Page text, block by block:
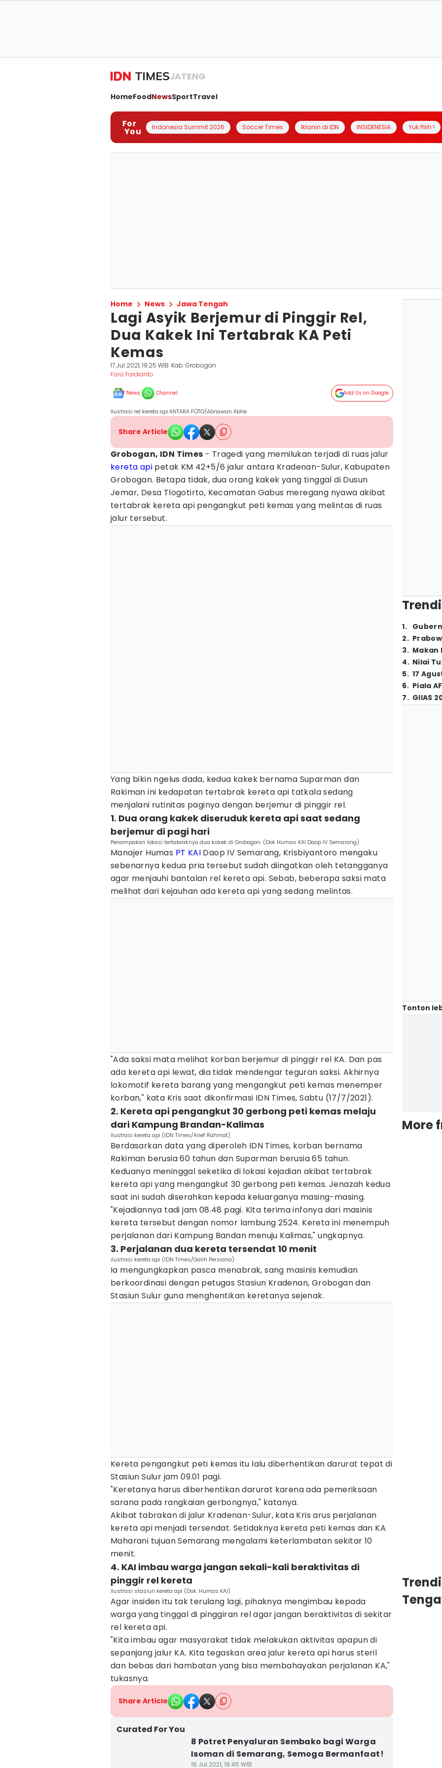
JATENG
HomeFoodNewsSportTravel
For
You Indonesia Summit 2026 Soccer Times Iklanin di IDN INSIDENESIA Yuk Pilih !
Home News Jawa Tengah
Lagi Asyik Berjemur di Pinggir Rel,
Dua Kakek Ini Tertabrak KA Peti
Kemas
17 Jul 2021, 19:25 WIB Kab. Grobogan
Fariz Fardianto
News Channel Add Us on Google
Ilustrasi rel kereta api.ANTARA FOTO/Abriawan Abhe
Share Article
Grobogan, IDN Times - Tragedi yang memilukan terjadi di ruas jalur
kereta api petak KM 42+5/6 jalur antara Kradenan-Sulur, Kabupaten
Grobogan. Betapa tidak, dua orang kakek yang tinggal di Dusun
Jemar, Desa Tlogotirto, Kecamatan Gabus meregang nyawa akibat
tertabrak kereta api pengangkut peti kemas yang melintas di ruas
jalur tersebut.
Yang bikin ngelus dada, kedua kakek bernama Suparman dan
Rakiman ini kedapatan tertabrak kereta api tatkala sedang
menjalani rutinitas paginya dengan berjemur di pinggir rel.
1. Dua orang kakek diseruduk kereta api saat sedang
berjemur di pagi hari
Penampakan lokasi tertabraknya dua kakek di Grobogan. (Dok Humas KAI Daop IV Semarang)
Manajer Humas PT KAI Daop IV Semarang, Krisbiyantoro mengaku
sebenarnya kedua pria tersebut sudah diingatkan oleh tetangganya
agar menjauhi bantalan rel kereta api. Sebab, beberapa saksi mata
melihat dari kejauhan ada kereta api yang sedang melintas.
"Ada saksi mata melihat korban berjemur di pinggir rel KA. Dan pas
ada kereta api lewat, dia tidak mendengar teguran saksi. Akhirnya
lokomotif kereta barang yang mengangkut peti kemas menemper
korban," kata Kris saat dikonfirmasi IDN Times, Sabtu (17/7/2021).
2. Kereta api pengangkut 30 gerbong peti kemas melaju
dari Kampung Brandan-Kalimas
Ilustrasi kereta api (IDN Times/Arief Rahmat)
Berdasarkan data yang diperoleh IDN Times, korban bernama
Rakiman berusia 60 tahun dan Suparman berusia 65 tahun.
Keduanya meninggal seketika di lokasi kejadian akibat tertabrak
kereta api yang mengangkut 30 gerbong peti kemas. Jenazah kedua
saat ini sudah diserahkan kepada keluarganya masing-masing.
"Kejadiannya tadi jam 08.48 pagi. Kita terima infonya dari masinis
kereta tersebut dengan nomor lambung 2524. Kereta ini menempuh
perjalanan dari Kampung Bandan menuju Kalimas," ungkapnya.
3. Perjalanan dua kereta tersendat 10 menit
ilustrasi kereta api (IDN Times/Galih Persiana)
Ia mengungkapkan pasca menabrak, sang masinis kemudian
berkoordinasi dengan petugas Stasiun Kradenan, Grobogan dan
Stasiun Sulur guna menghentikan keretanya sejenak.
Kereta pengangkut peti kemas itu lalu diberhentikan darurat tepat di
Stasiun Sulur jam 09.01 pagi.
"Keretanya harus diberhentikan darurat karena ada pemeriksaan
sarana pada rangkaian gerbongnya," katanya.
Akibat tabrakan di jalur Kradenan-Sulur, kata Kris arus perjalanan
kereta api menjadi tersendat. Setidaknya kereta peti kemas dan KA
Maharani tujuan Semarang mengalami keterlambatan sekitar 10
menit.
4. KAI imbau warga jangan sekali-kali beraktivitas di
pinggir rel kereta
Ilustrasi stasiun kereta api (Dok. Humas KAI)
Agar insiden itu tak terulang lagi, pihaknya mengimbau kepada
warga yang tinggal di pinggiran rel agar jangan beraktivitas di sekitar
rel kereta api.
"Kita imbau agar masyarakat tidak melakukan aktivitas apapun di
sepanjang jalur KA. Kita tegaskan area jalur kereta api harus steril
dan bebas dari hambatan yang bisa membahayakan perjalanan KA,"
tukasnya.
Share Article
Curated For You
8 Potret Penyaluran Sembako bagi Warga
Isoman di Semarang, Semoga Bermanfaat!
16 Jul 2021, 19:45 WIB
1.
2.
3. Makan
4. Nilai
5. 17
6. Piala
7. GIIAS
Tonton
More